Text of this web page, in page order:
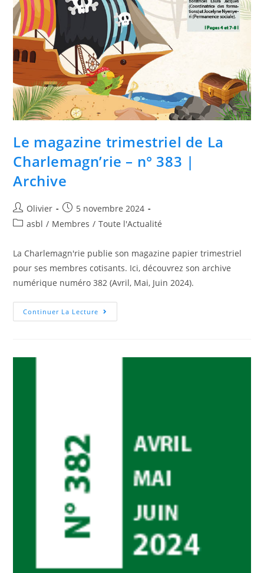
Le magazine trimestriel de La
Charlemagn’rie – n° 383 |
Archive
Olivier
5 novembre 2024
asbl / Membres / Toute l'Actualité
La Charlemagn'rie publie son magazine papier trimestriel
pour ses membres cotisants. Ici, découvrez son archive
numérique numéro 382 (Avril, Mai, Juin 2024).
Continuer La Lecture